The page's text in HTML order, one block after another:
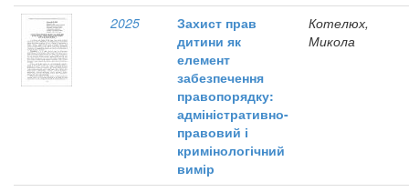
2025
Захист прав
дитини як
елемент
забезпечення
правопорядку:
адміністративно-
правовий і
кримінологічний
вимір
Котелюх,
Микола